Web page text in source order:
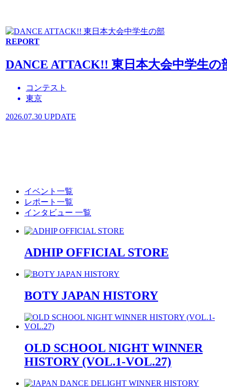
REPORT
DANCE ATTACK!! 東日本大会中学生の
コンテスト
東京
2026.07.30 UPDATE
イベント一覧
レポート一覧
インタビュー 一覧
ADHIP OFFICIAL STORE
BOTY JAPAN HISTORY
OLD SCHOOL NIGHT WINNER
HISTORY (VOL.1-VOL.27)